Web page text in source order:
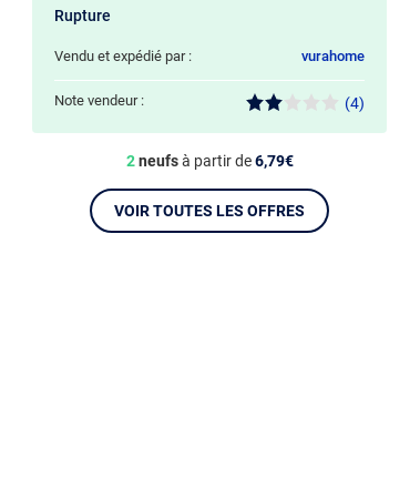
Rupture
Vendu et expédié par : vurahome
Note vendeur : (4)
2neufsà partir de6,79€
VOIR TOUTES LES OFFRES